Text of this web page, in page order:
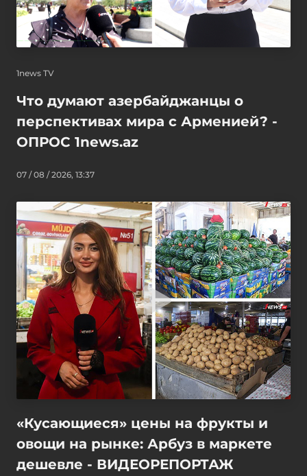
1news TV
Что думают азербайджанцы о
перспективах мира с Арменией? -
ОПРОС 1news.az
07 / 08 / 2026, 13:37
«Кусающиеся» цены на фрукты и
овощи на рынке: Арбуз в маркете
дешевле - ВИДЕОРЕПОРТАЖ